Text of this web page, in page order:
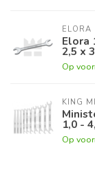
ELORA
Elora
2,5 x
Op
KING
1,0 -
Op